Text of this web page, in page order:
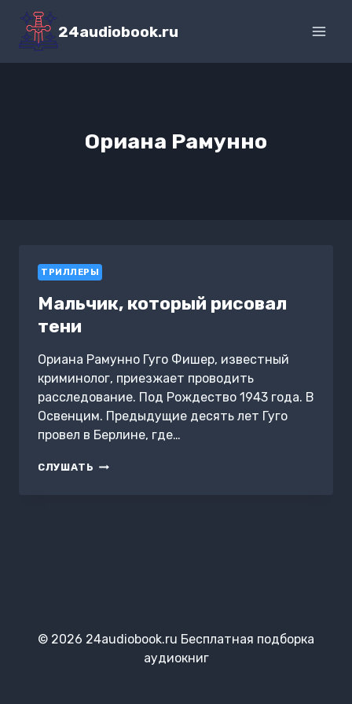
Перейти
содержимому
24audiobook.ru
Ориана Рамунно
ТРИЛЛЕРЫ
Мальчик, который рисовал
тени
Ориана Рамунно Гуго Фишер, известный
криминолог, приезжает проводить
расследование. Под Рождество 1943 года. В
Освенцим. Предыдущие десять лет Гуго
провел в Берлине, где…
СЛУШАТЬ МАЛЬЧИК,
© 2026 24audiobook.ru Бесплатная подборка
аудиокниг